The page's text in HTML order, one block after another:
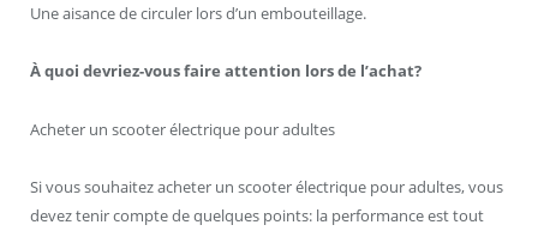
Une aisance de circuler lors d’un embouteillage.
À quoi devriez-vous faire attention lors de l’achat?
Acheter un scooter électrique pour adultes
Si vous souhaitez acheter un scooter électrique pour adultes, vous
devez tenir compte de quelques points: la performance est tout